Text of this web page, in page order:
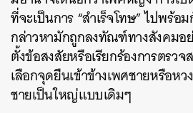
ที่จะเป็นการ “สำเร็จโทษ” ไปพร้อ
กล่าวหามักถูกลงทัณฑ์ทางสังคมอ
ตั้งข้อสงสัยหรือเรียกร้องการตรว
เลือกจุดยืนเข้าข้างเพศชายหรือห
ชายเป็นใหญ่แบบเดิมๆ